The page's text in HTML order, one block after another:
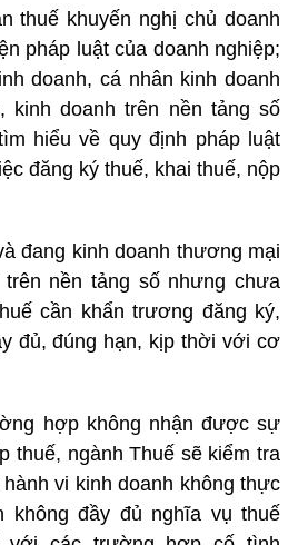
thuế khuyến nghị chủ doanh
pháp luật của doanh nghiệp;
doanh, cá nhân kinh doanh
kinh doanh trên nền tảng số
hiểu về quy định pháp luật
đăng ký thuế, khai thuế, nộp
đang kinh doanh thương mại
nền tảng số nhưng chưa
cần khẩn trương đăng ký,
đủ, đúng hạn, kịp thời với cơ
hợp không nhận được sự
thuế, ngành Thuế sẽ kiểm tra
vi kinh doanh không thực
không đầy đủ nghĩa vụ thuế